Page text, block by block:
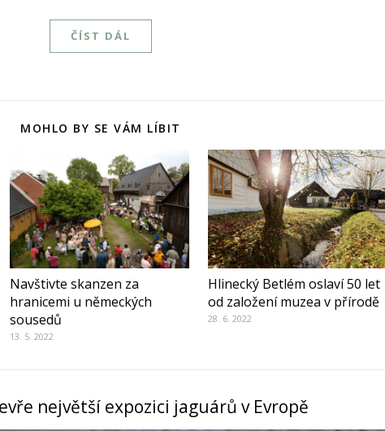
ČÍST DÁL
MOHLO BY SE VÁM LÍBIT
Navštivte skanzen za
hranicemi u německých
sousedů
13. 5. 2022
Hlinecký Betlém oslaví 50 let
od založení muzea v přírodě
28. 6. 2022
největší expozici jaguárů v Evropě